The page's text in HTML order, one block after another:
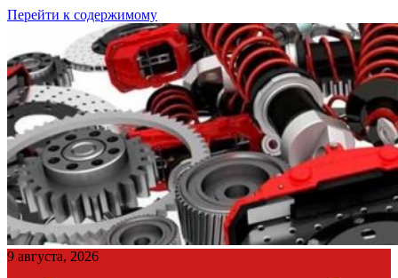
Перейти к содержимому
9 августа, 2026